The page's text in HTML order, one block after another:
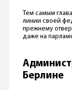
Тем самым
линии своей
прежнему
даже на
Берлине